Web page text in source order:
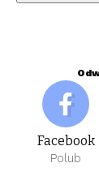
Facebook
Polub